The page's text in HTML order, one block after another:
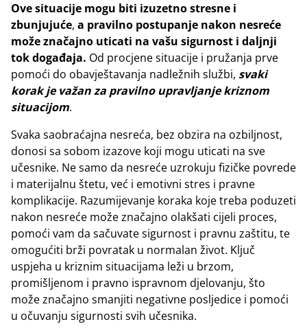
Ove situacije mogu biti izuzetno stresne i
zbunjujuće, a pravilno postupanje nakon nesreće
može značajno uticati na vašu sigurnost i daljnji
tok događaja. Od procjene situacije i pružanja prve
pomoći do obavještavanja nadležnih službi, svaki
korak je važan za pravilno upravljanje kriznom
situacijom.
Svaka saobraćajna nesreća, bez obzira na ozbiljnost,
donosi sa sobom izazove koji mogu uticati na sve
učesnike. Ne samo da nesreće uzrokuju fizičke povrede
i materijalnu štetu, već i emotivni stres i pravne
komplikacije. Razumijevanje koraka koje treba poduzeti
nakon nesreće može značajno olakšati cijeli proces,
pomoći vam da sačuvate sigurnost i pravnu zaštitu, te
omogućiti brži povratak u normalan život. Ključ
uspjeha u kriznim situacijama leži u brzom,
promišljenom i pravno ispravnom djelovanju, što
može značajno smanjiti negativne posljedice i pomoći
u očuvanju sigurnosti svih učesnika.